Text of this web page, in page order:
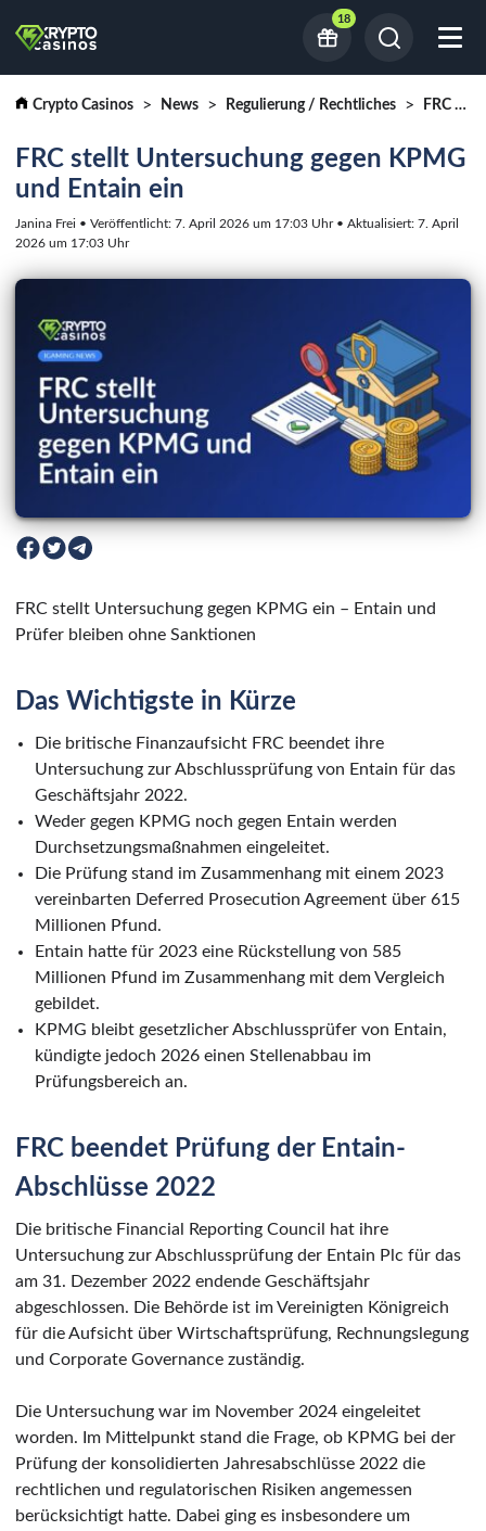
18
Crypto Casinos News Regulierung / Rechtliches FRC stellt Untersuchung gegen KPMG und Entain ein
FRC stellt Untersuchung gegen KPMG
und Entain ein
Janina Frei • Veröffentlicht: 7. April 2026 um 17:03 Uhr • Aktualisiert: 7. April
2026 um 17:03 Uhr
FRC stellt Untersuchung gegen KPMG ein – Entain und
Prüfer bleiben ohne Sanktionen
Das Wichtigste in Kürze
Die britische Finanzaufsicht FRC beendet ihre
Untersuchung zur Abschlussprüfung von Entain für das
Geschäftsjahr 2022.
Weder gegen KPMG noch gegen Entain werden
Durchsetzungsmaßnahmen eingeleitet.
Die Prüfung stand im Zusammenhang mit einem 2023
vereinbarten Deferred Prosecution Agreement über 615
Millionen Pfund.
Entain hatte für 2023 eine Rückstellung von 585
Millionen Pfund im Zusammenhang mit dem Vergleich
gebildet.
KPMG bleibt gesetzlicher Abschlussprüfer von Entain,
kündigte jedoch 2026 einen Stellenabbau im
Prüfungsbereich an.
FRC beendet Prüfung der Entain-
Abschlüsse 2022
Die britische Financial Reporting Council hat ihre
Untersuchung zur Abschlussprüfung der Entain Plc für das
am 31. Dezember 2022 endende Geschäftsjahr
abgeschlossen. Die Behörde ist im Vereinigten Königreich
für die Aufsicht über Wirtschaftsprüfung, Rechnungslegung
und Corporate Governance zuständig.
Die Untersuchung war im November 2024 eingeleitet
worden. Im Mittelpunkt stand die Frage, ob KPMG bei der
Prüfung der konsolidierten Jahresabschlüsse 2022 die
rechtlichen und regulatorischen Risiken angemessen
berücksichtigt hatte. Dabei ging es insbesondere um